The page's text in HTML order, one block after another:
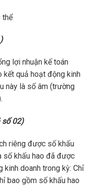
thể
lợi nhuận kế toán
kết quả hoạt động kinh
này là số âm (trường
số 02)
riêng được số khấu
số khấu hao đã được
kinh doanh trong kỳ: Chỉ
bao gồm số khấu hao